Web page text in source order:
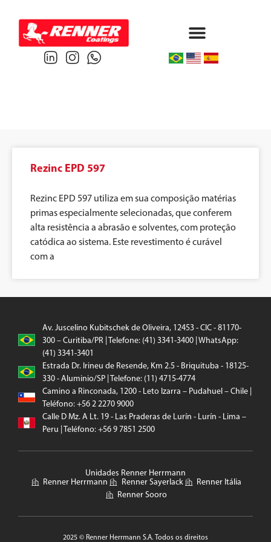
Rezinc EPD 597
Rezinc EPD 597 utiliza em sua composição matérias
primas especialmente selecionadas, que conferem
alta resistência a abrasão e solventes, com proteção
catódica ao sistema. Este revestimento é curável
com a
Av. Juscelino Kubitschek de Oliveira, 12453 - CIC - 81170-
300 – Curitiba/PR | Telefone: (41) 3341-3400 | WhatsApp:
(41) 3341-3401
Estrada Dr. Irineu de Resende, Km 2.5 - Briquituba - 18125-
330 - Aluminio/SP | Telefone: (11) 4715-4774
Camino a Rinconada, 1200 - Leto Izarra – Pudahuel – Chile |
Teléfono: +56 2 2270 9000
Calle D Mz. A Lt. 19 - Las Praderas de Lurín - Lurín - Lima –
Peru | Teléfono: +56 9 7851 2500
Unidades Renner Herrmann
Renner Herrmann
Renner Sayerlack
Renner Itália
Renner Sooro
2025 © Renner Herrmann S.A. Todos os direitos